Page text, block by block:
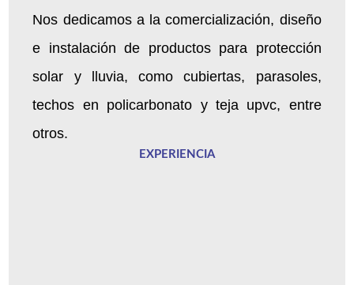
Nos dedicamos a la comercialización, diseño
e instalación de productos para protección
solar y lluvia, como cubiertas, parasoles,
techos en policarbonato y teja upvc, entre
otros.
EXPERIENCIA